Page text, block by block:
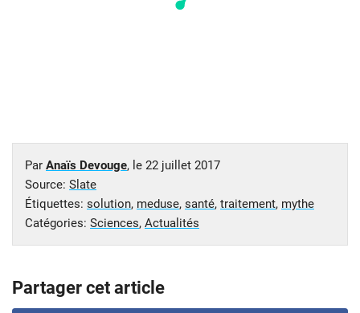
Par Anaïs Devouge, le 22 juillet 2017
Source: Slate
Étiquettes: solution, meduse, santé, traitement, mythe
Catégories: Sciences, Actualités
Partager cet article